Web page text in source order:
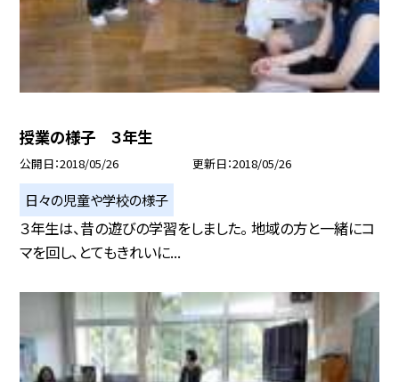
授業の様子 ３年生
公開日 2018/05/26 更新日 2018/05/26
日々の児童や学校の様子
３年生は、昔の遊びの学習をしました。 地域の方と一緒にコ
マを回し、とてもきれいに...